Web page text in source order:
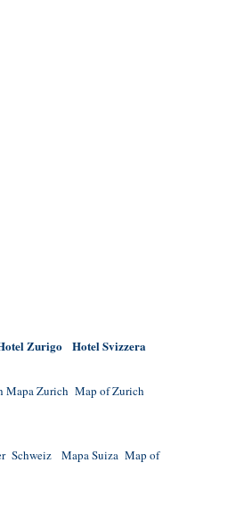
Zurigo Hotel Svizzera
Mapa Zurich Map of Zurich
Schweiz Mapa Suiza Map of